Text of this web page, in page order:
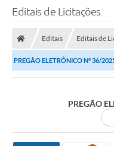
Editais de Licitações
Editais Editais de
PREGÃO ELETRÔNICO Nº 36/
PREGÃO